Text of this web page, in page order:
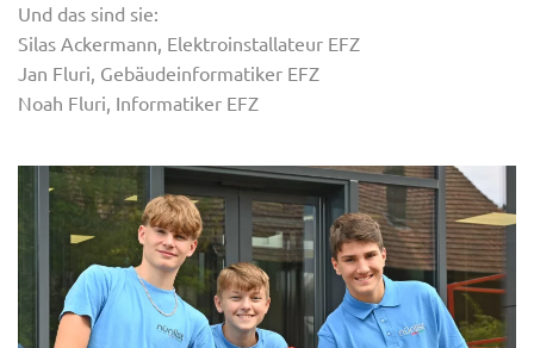
Und das sind sie:
Silas Ackermann, Elektroinstallateur EFZ
Jan Fluri, Gebäudeinformatiker EFZ
Noah Fluri, Informatiker EFZ